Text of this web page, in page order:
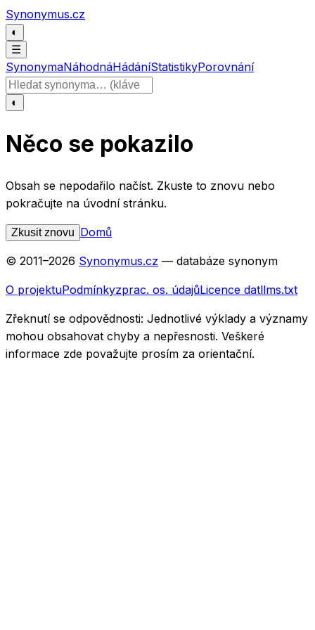
Přeskočit na obsah
Synonymus.cz
◐
☰
SynonymaNáhodnáHádáníStatistikyPorovnání
Hledat slovo
◐
Něco se pokazilo
Obsah se nepodařilo načíst. Zkuste to znovu nebo
pokračujte na úvodní stránku.
Zkusit znovu Domů
© 2011–2026 Synonymus.cz — databáze synonym
O projektuPodmínkyzprac. os. údajůLicence datllms.txt
Zřeknutí se odpovědnosti: Jednotlivé výklady a významy
mohou obsahovat chyby a nepřesnosti. Veškeré
informace zde považujte prosím za orientační.